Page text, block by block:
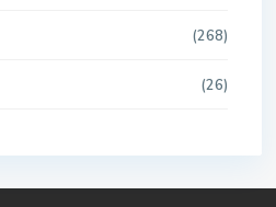
(268)
(26)